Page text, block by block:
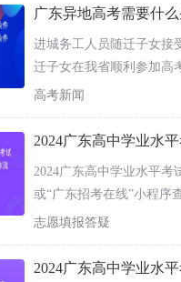
政治
物理
、化学、生物学、思想
有非选择题。
高中学业水平合格性考
性考试将于2024年7月
目均为新课标题型，均
如下：
广东异地高考需要什
进城务工人员随迁子女接
迁子女在我省顺利参加高
有哪些呢？敲黑板，划重
高考新闻
2024广东高中学业水
2024广东高中学业水平考
或“广东招考在线”小程序
学考将于9月4日10:00起查
志愿填报答疑
2024广东高中学业水